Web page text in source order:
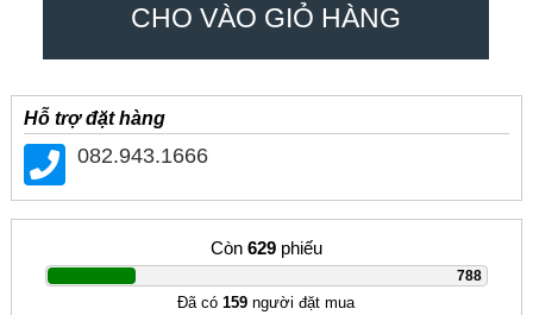
CHO VÀO GIỎ HÀNG
Hỗ trợ đặt hàng
082.943.1666
Còn 629phiếu
788
|
Đã có159 người đặt mua